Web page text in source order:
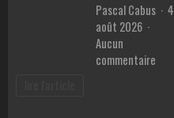
ligne
Pascal Cabus
4
août 2026
Aucun
commentaire